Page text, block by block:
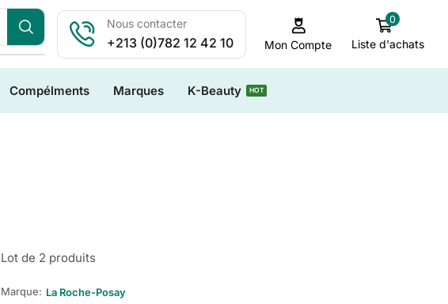
Nous contacter
+213 (0)782 12 42 10 Mon Compte
0
Liste d'achats
Compélments Marques K-Beauty HOT
Lot de 2 produits
Marque: La Roche-Posay